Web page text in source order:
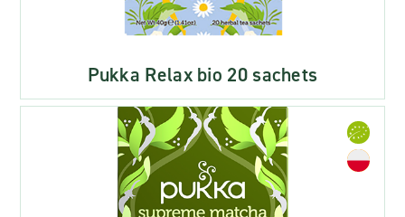
Pukka Relax bio 20 sachets